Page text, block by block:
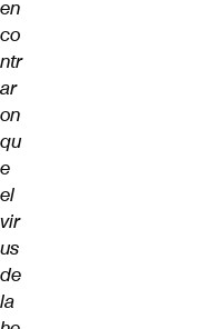
en
co
ntr
ar
on
qu
e
el
vir
us
de
la